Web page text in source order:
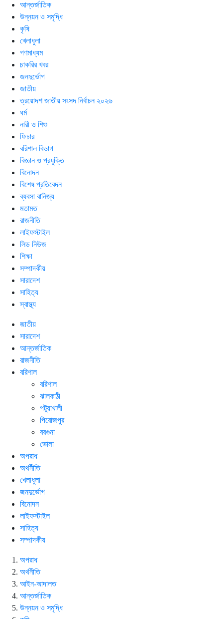
আন্তর্জাতিক
উন্নয়ন ও সমৃদ্ধি
কৃষি
খেলাধুলা
গণমাধ্যম
চাকরির খবর
জনদুর্ভোগ
জাতীয়
ত্রয়োদশ জাতীয় সংসদ নির্বাচন ২০২৬
ধর্ম
নারী ও শিশু
ফিচার
বরিশাল বিভাগ
বিজ্ঞান ও প্রযুক্তি
বিনোদন
বিশেষ প্রতিবেদন
ব্যবসা বানিজ্য
মতামত
রাজনীতি
লাইফস্টাইল
লিড নিউজ
শিক্ষা
সম্পাদকীয়
সারাদেশ
সাহিত্য
স্বাস্থ্য
জাতীয়
সারাদেশ
আন্তর্জাতিক
রাজনীতি
বরিশাল
বরিশাল
ঝালকাঠী
পটুয়াখালী
পিরোজপুর
বরগুনা
ভোলা
অপরাধ
অর্থনীতি
খেলাধুলা
জনদুর্ভোগ
বিনোদন
লাইফস্টাইল
সাহিত্য
সম্পাদকীয়
অপরাধ
অর্থনীতি
আইন-আদালত
আন্তর্জাতিক
উন্নয়ন ও সমৃদ্ধি